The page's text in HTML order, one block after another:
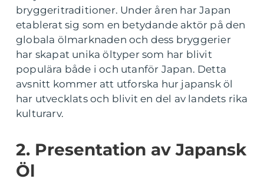
bryggeritraditioner. Under åren har Japan
etablerat sig som en betydande aktör på den
globala ölmarknaden och dess bryggerier
har skapat unika öltyper som har blivit
populära både i och utanför Japan. Detta
avsnitt kommer att utforska hur japansk öl
har utvecklats och blivit en del av landets rika
kulturarv.
2. Presentation av Japansk
Öl